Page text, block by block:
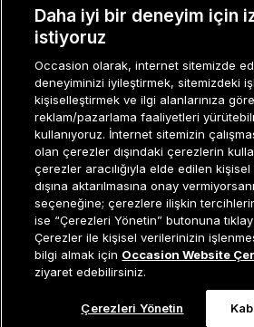
Sepete Ekle
Müşteri İlişkileri0 850 800 01 20
KADIN KATEGORILER
GRUP MARKALAR
ERKEK KATEGORILER
Occasion bir EREN PERAKENDE
Daha iyi bir deneyim için
istiyoruz
Occasion olarak, internet sitemizde
deneyiminizi iyileştirmek, sitemizdeki
kişiselleştirmek ve ilgi alanlarınıza
reklam/pazarlama faaliyetleri
kullanıyoruz. İnternet sitemizin
olan çerezler dışındaki çerezlerin
çerezler aracılığıyla elde edilen
dışına aktarılmasına onay
seçeneğine; çerezlere ilişkin
ise “Çerezleri Yönetin” butonuna
Çerezler ile kişisel verilerinizin
bilgi almak için Occasion Website
ziyaret edebilirsiniz.
Çerezleri Yönetin